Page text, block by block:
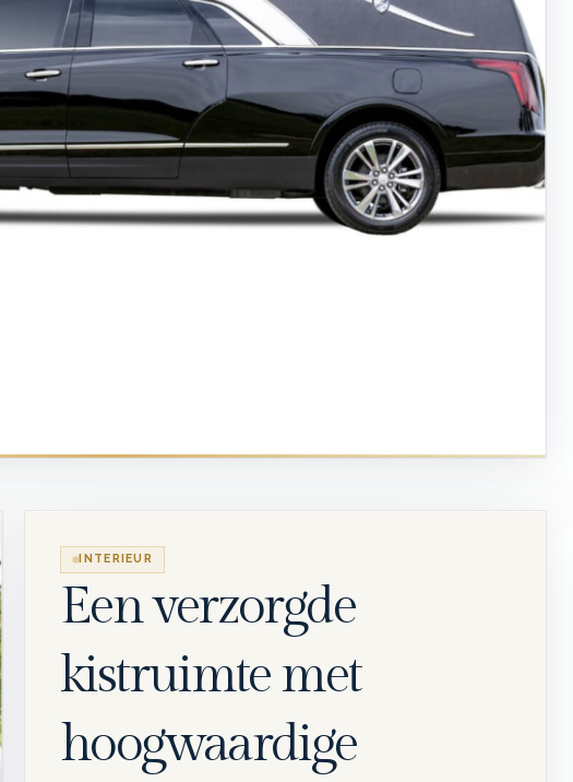
INTERIEUR
Een verzorgde
kistruimte met
hoogwaardige